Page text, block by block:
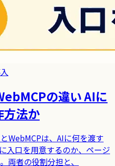
の違い AIに
方法か
WebMCPは、AIに何を渡す
入口を用意するのか、ページ
両者の役割分担と、